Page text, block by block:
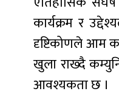
कार्यक्रम र
दृष्टिकोणले आम
खुला राख्दै
आवश्यकता छ ।